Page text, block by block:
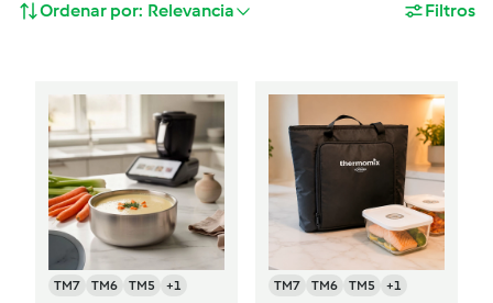
Ordenar por: Relevancia Filtros
TM7 TM6 TM5 +1 TM7 TM6 TM5 +1